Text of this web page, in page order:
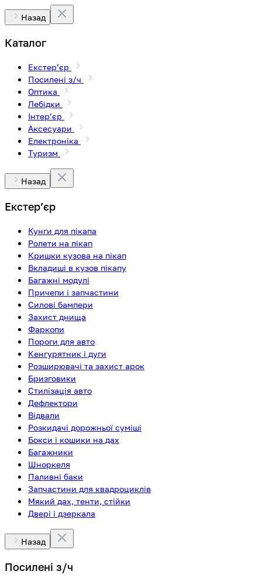
Назад
Каталог
Екстерʼєр
Посилені з/ч
Оптика
Лебідки
Інтерʼєр
Аксесуари
Електроніка
Туризм
Назад
Екстерʼєр
Кунги для пікапа
Ролети на пікап
Кришки кузова на пікап
Вкладиші в кузов пікапу
Багажні модулі
Причепи і запчастини
Силові бампери
Захист днища
Фаркопи
Пороги для авто
Кенгурятник і дуги
Розширювачі та захист арок
Бризговики
Стилізація авто
Дефлектори
Відвали
Розкидачі дорожньої суміші
Бокси і кошики на дах
Багажники
Шноркеля
Паливні баки
Запчастини для квадроциклів
Мякий дах, тенти, стійки
Двері і дзеркала
Назад
Посилені з/ч